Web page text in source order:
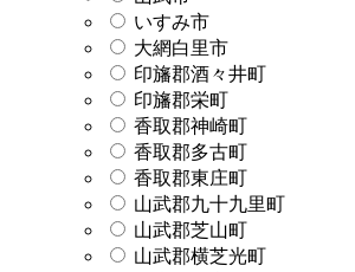
いすみ市
大網白里市
印旛郡酒々井町
印旛郡栄町
香取郡神崎町
香取郡多古町
香取郡東庄町
山武郡九十九里町
山武郡芝山町
山武郡横芝光町